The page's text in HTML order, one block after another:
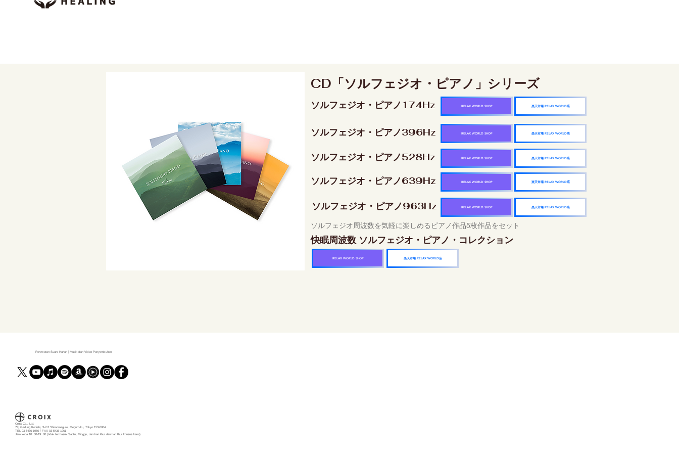
CD「ソルフェジオ・ピアノ」シリーズ
ソルフェジオ・ピアノ174Hz 楽天市場 RELAX WORLD店
RELAX WORLD SHOP
ソルフェジオ・ピアノ396Hz 楽天市場 RELAX WORLD店
RELAX WORLD SHOP
ソルフェジオ・ピアノ528Hz 楽天市場 RELAX WORLD店
RELAX WORLD SHOP
ソルフェジオ・ピアノ639Hz 楽天市場 RELAX WORLD店
RELAX WORLD SHOP
ソルフェジオ・ピアノ963Hz 楽天市場 RELAX WORLD店
RELAX WORLD SHOP
ソルフェジオ周波数を気軽に楽しめるピアノ作品5枚作品をセット
快眠周波数 ソルフェジオ・ピアノ・コレクション
RELAX WORLD SHOP 楽天市場 RELAX WORLD店
Perawatan Suara Harian | Musik dan Video Penyembuhan
Croix Co., Ltd.
7F, Gedung Konishi, 3-7-2 Shimomeguro, Meguro-ku, Tokyo 153-0064
TEL 03-5436-1960 / FAX 03-5436-1961
Jam kerja 10: 00-19: 00 (tidak termasuk Sabtu, Minggu, dan hari libur dan hari libur khusus kami)